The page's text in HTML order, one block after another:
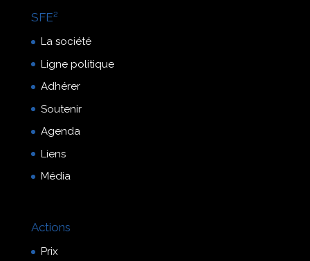
SFE²
La société
Ligne politique
Adhérer
Soutenir
Agenda
Liens
Média
Actions
Prix